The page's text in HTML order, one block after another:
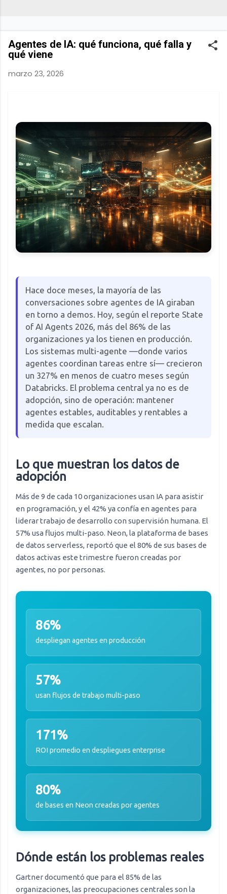
Agentes de IA: qué funciona, qué falla y
qué viene
marzo 23, 2026
Hace doce meses, la mayoría de las
conversaciones sobre agentes de IA giraban
en torno a demos. Hoy, según el reporte State
of AI Agents 2026, más del 86% de las
organizaciones ya los tienen en producción.
Los sistemas multi-agente —donde varios
agentes coordinan tareas entre sí— crecieron
un 327% en menos de cuatro meses según
Databricks. El problema central ya no es de
adopción, sino de operación: mantener
agentes estables, auditables y rentables a
medida que escalan.
Lo que muestran los datos de
adopción
Más de 9 de cada 10 organizaciones usan IA para asistir
en programación, y el 42% ya confía en agentes para
liderar trabajo de desarrollo con supervisión humana. El
57% usa flujos multi-paso. Neon, la plataforma de bases
de datos serverless, reportó que el 80% de sus bases de
datos activas este trimestre fueron creadas por
agentes, no por personas.
86%
despliegan agentes en producción
57%
usan flujos de trabajo multi-paso
171%
ROI promedio en despliegues enterprise
80%
de bases en Neon creadas por agentes
Dónde están los problemas reales
Gartner documentó que para el 85% de las
organizaciones, las preocupaciones centrales son la